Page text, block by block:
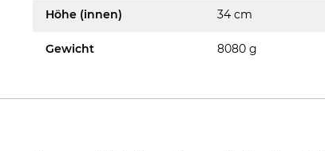
Höhe (innen) 34 cm
Gewicht 8080 g